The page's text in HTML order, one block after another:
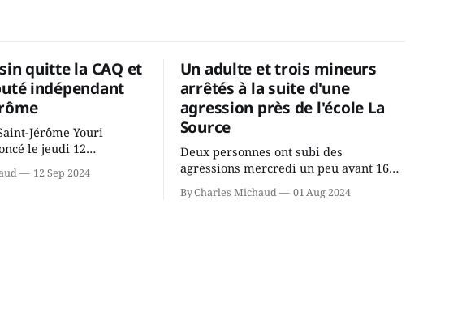
quitte la CAQ et
indépendant
Jérôme Youri
le jeudi 12
quitte le caucus de la
Québec de François
12 Sep 2024
Un adulte et trois mineurs
arrêtés à la suite d'une
agression près de l'école La
Source
Deux personnes ont subi des
agressions mercredi un peu avant 16h
à proximité de l'école primaire La
Source dans le secteur Bellefeuille de
By Charles Michaud 01 Aug 2024